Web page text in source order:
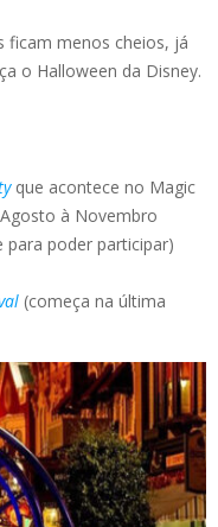
ficam menos cheios, já
o Halloween da Disney.
que acontece no Magic
à Novembro
para poder participar)
(começa na última